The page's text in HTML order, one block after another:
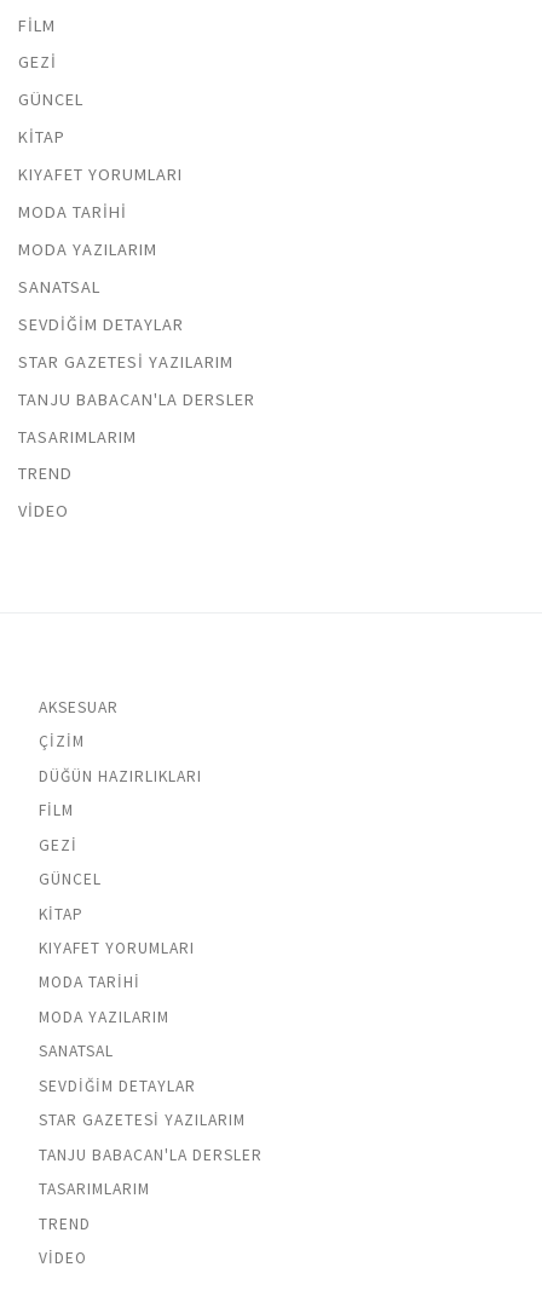
FILM
GEZI
GÜNCEL
KITAP
KIYAFET YORUMLARI
MODA TARIHI
MODA YAZILARIM
SANATSAL
SEVDIĞIM DETAYLAR
STAR GAZETESI YAZILARIM
TANJU BABACAN'LA DERSLER
TASARIMLARIM
TREND
VIDEO
AKSESUAR
ÇIZIM
DÜĞÜN HAZIRLIKLARI
FILM
GEZI
GÜNCEL
KITAP
KIYAFET YORUMLARI
MODA TARIHI
MODA YAZILARIM
SANATSAL
SEVDIĞIM DETAYLAR
STAR GAZETESI YAZILARIM
TANJU BABACAN'LA DERSLER
TASARIMLARIM
TREND
VIDEO